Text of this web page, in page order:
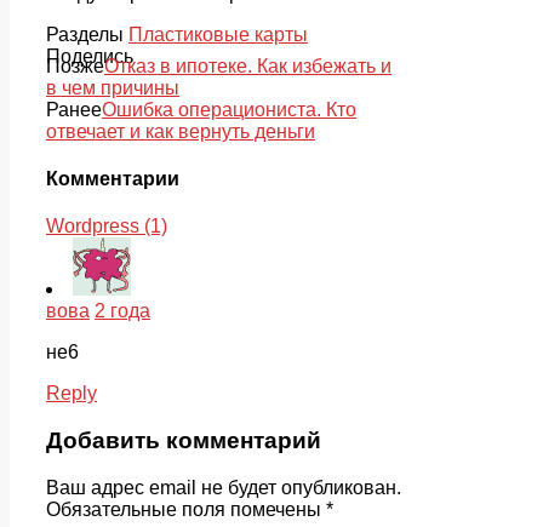
Разделы Пластиковые карты
Поделись
ПозжеОтказ в ипотеке. Как избежать и
в чем причины
РанееОшибка операциониста. Кто
отвечает и как вернуть деньги
Комментарии
Wordpress (1)
вова 2 года
не6
Reply
Добавить комментарий
Ваш адрес email не будет опубликован.
Обязательные поля помечены *